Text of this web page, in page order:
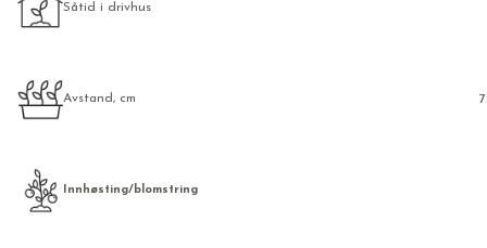
Såtid i drivhus
Avstand, cm
Innhøsting/blomstring